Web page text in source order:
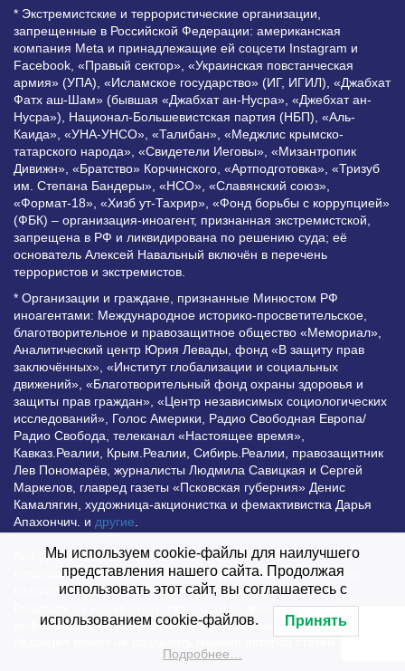
* Экстремистские и террористические организации,
запрещенные в Российской Федерации: американская
компания Meta и принадлежащие ей соцсети Instagram и
Facebook, «Правый сектор», «Украинская повстанческая
армия» (УПА), «Исламское государство» (ИГ, ИГИЛ), «Джабхат
Фатх аш-Шам» (бывшая «Джабхат ан-Нусра», «Джебхат ан-
Нусра»), Национал-Большевистская партия (НБП), «Аль-
Каида», «УНА-УНСО», «Талибан», «Меджлис крымско-
татарского народа», «Свидетели Иеговы», «Мизантропик
Дивижн», «Братство» Корчинского, «Артподготовка», «Тризуб
им. Степана Бандеры», «НСО», «Славянский союз»,
«Формат-18», «Хизб ут-Тахрир», «Фонд борьбы с коррупцией»
(ФБК) – организация-иноагент, признанная экстремистской,
запрещена в РФ и ликвидирована по решению суда; её
основатель Алексей Навальный включён в перечень
террористов и экстремистов.
* Организации и граждане, признанные Минюстом РФ
иноагентами: Международное историко-просветительское,
благотворительное и правозащитное общество «Мемориал»,
Аналитический центр Юрия Левады, фонд «В защиту прав
заключённых», «Институт глобализации и социальных
движений», «Благотворительный фонд охраны здоровья и
защиты прав граждан», «Центр независимых социологических
исследований», Голос Америки, Радио Свободная Европа/
Радио Свобода, телеканал «Настоящее время»,
Кавказ.Реалии, Крым.Реалии, Сибирь.Реалии, правозащитник
Лев Пономарёв, журналисты Людмила Савицкая и Сергей
Маркелов, главред газеты «Псковская губерния» Денис
Камалягин, художница-акционистка и фемактивистка Дарья
Апахончич. и другие
Все права защищены и охраняются законом. Любое
использование материалов сайта допустимо при условии
наличия активной гиперссылки на Vesti.UZ.
Редакция не несет ответственности за достоверность
информации, опубликованной в рекламных объявлениях.
Мы используем cookie-файлы для наилучшего
представления нашего сайта. Продолжая
использовать этот сайт, вы соглашаетесь с
использованием cookie-файлов. Принять
Подробнее…